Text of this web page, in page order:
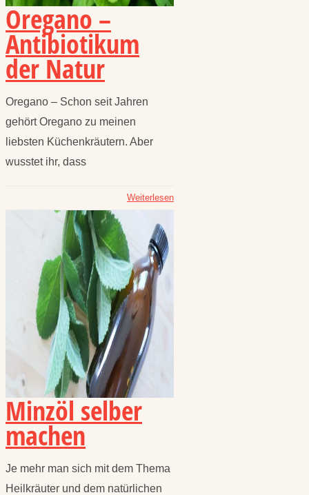
Oregano –
Antibiotikum
der Natur
Oregano – Schon seit Jahren
gehört Oregano zu meinen
liebsten Küchenkräutern. Aber
wusstet ihr, dass
Weiterlesen
Minzöl selber
machen
Je mehr man sich mit dem Thema
Heilkräuter und dem natürlichen